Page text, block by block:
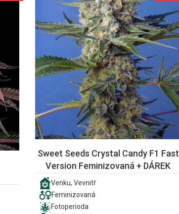
Sweet Seeds Crystal Candy F1 Fast
Version Feminizovaná + DÁREK
Venku, Vevnitř
Feminizovaná
Fotoperioda